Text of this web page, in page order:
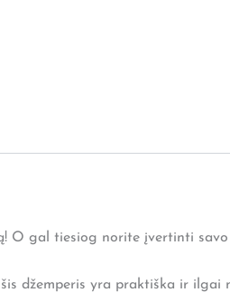
O gal tiesiog norite įvertinti
džemperis yra praktiška ir ilgai